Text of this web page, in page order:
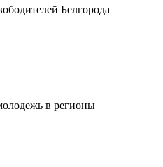
Белгорода
в регионы